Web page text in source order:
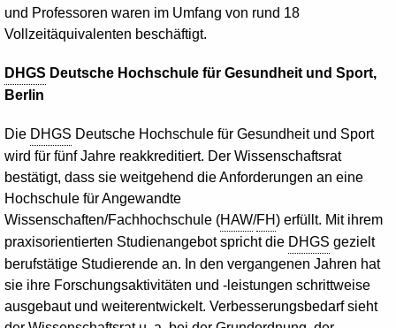
und Professoren waren im Umfang von rund 18
Vollzeitäquivalenten beschäftigt.
DHGS Deutsche Hochschule für Gesundheit und Sport,
Berlin
Die DHGS Deutsche Hochschule für Gesundheit und Sport
wird für fünf Jahre reakkreditiert. Der Wissenschaftsrat
bestätigt, dass sie weitgehend die Anforderungen an eine
Hochschule für Angewandte
Wissenschaften/Fachhochschule (HAW/FH) erfüllt. Mit ihrem
praxisorientierten Studienangebot spricht die DHGS gezielt
berufstätige Studierende an. In den vergangenen Jahren hat
sie ihre Forschungsaktivitäten und -leistungen schrittweise
ausgebaut und weiterentwickelt. Verbesserungsbedarf sieht